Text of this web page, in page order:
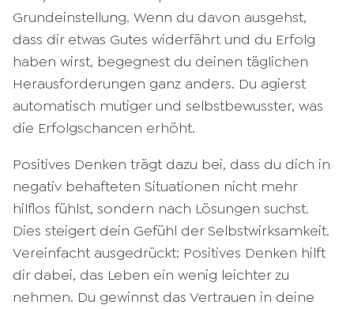
Grundeinstellung. Wenn du davon ausgehst,
dass dir etwas Gutes widerfährt und du Erfolg
haben wirst, begegnest du deinen täglichen
Herausforderungen ganz anders. Du agierst
automatisch mutiger und selbstbewusster, was
die Erfolgschancen erhöht.
Positives Denken trägt dazu bei, dass du dich in
negativ behafteten Situationen nicht mehr
hilflos fühlst, sondern nach Lösungen suchst.
Dies steigert dein Gefühl der Selbstwirksamkeit.
Vereinfacht ausgedrückt: Positives Denken hilft
dir dabei, das Leben ein wenig leichter zu
nehmen. Du gewinnst das Vertrauen in deine